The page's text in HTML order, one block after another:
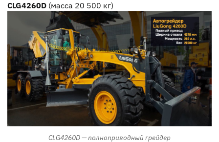
CLG4260D (масса 20 500 кг)
CLG4260D — полноприводный грейдер